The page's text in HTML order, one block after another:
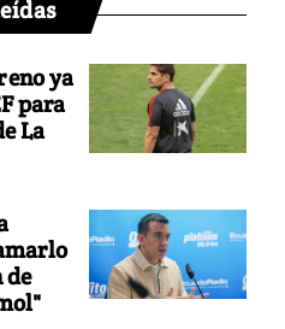
ya
para
La
de